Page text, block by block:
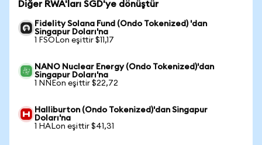
Diğer RWA'ları SGD'ye dönüştür
Fidelity Solana Fund (Ondo Tokenized) 'dan
Singapur Doları'na
1 FSOLon eşittir $11,17
NANO Nuclear Energy (Ondo Tokenized)'dan
Singapur Doları'na
1 NNEon eşittir $22,72
Halliburton (Ondo Tokenized)'dan Singapur
Doları'na
1 HALon eşittir $41,31